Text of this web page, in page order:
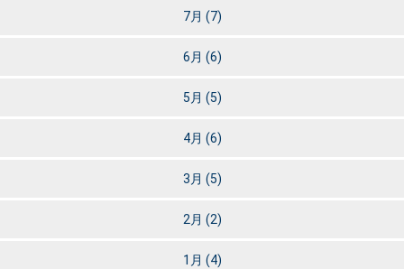
7月 (7)
6月 (6)
5月 (5)
4月 (6)
3月 (5)
2月 (2)
1月 (4)